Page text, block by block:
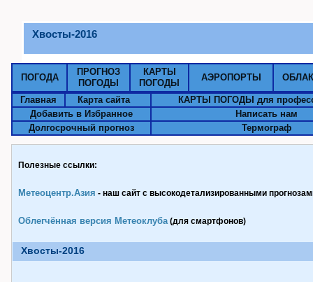
Хвосты-2016
ПОГОДА
ПРОГНОЗ
ПОГОДЫ
КАРТЫ
ПОГОДЫ
АЭРОПОРТЫ
Главная Карта сайта
КАРТЫ ПОГОДЫ для
Добавить в Избранное
Написать нам
Долгосрочный прогноз
Термограф
Полезные ссылки:
Метеоцентр.Азия - наш сайт с высокодетализированными
Облегчённая версия Метеоклуба(для смартфонов)
Хвосты-2016